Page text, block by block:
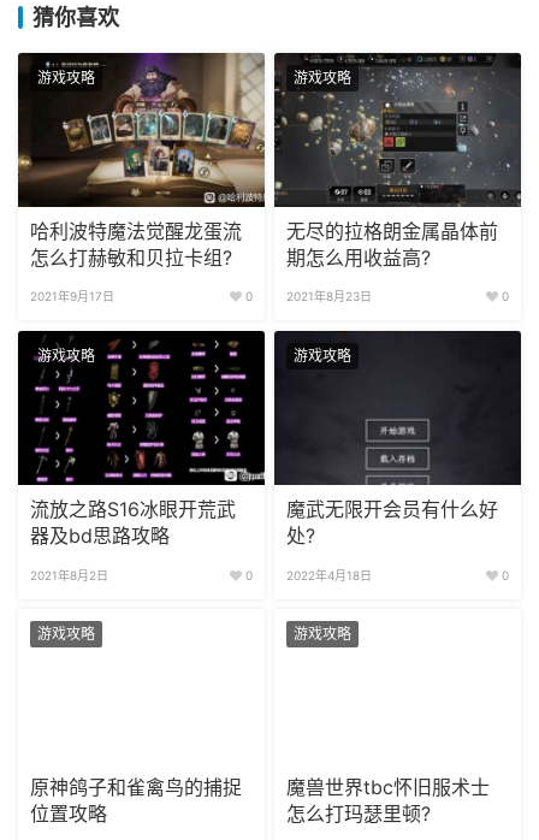
猜你喜欢
游戏攻略
哈利波特魔法觉醒龙蛋流
怎么打赫敏和贝拉卡组?
2021年9月17日 0
游戏攻略
无尽的拉格朗金属晶体前
期怎么用收益高?
2021年8月23日 0
游戏攻略
流放之路S16冰眼开荒武
器及bd思路攻略
2021年8月2日 0
游戏攻略
魔武无限开会员有什么好
处?
2022年4月18日 0
游戏攻略
原神鸽子和雀禽鸟的捕捉
位置攻略
游戏攻略
魔兽世界tbc怀旧服术士
怎么打玛瑟里顿?